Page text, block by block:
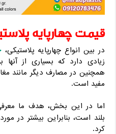
قیمت چهارپایه
در بین انواع چهارپایه پلاستیکی،
زیادی دارد که بسیاری از آنها
همچنین در مصارف دیگر مانند
مفید است.
اما در این بخش، هدف ما
بلند است، بنابراین بیشتر
کرد.